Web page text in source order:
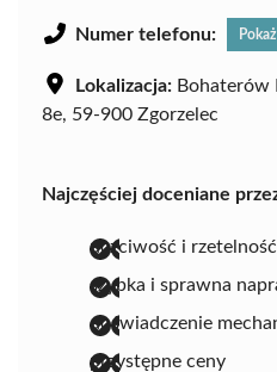
Numer telefonu:
Lokalizacja: Bohaterów
8e, 59-900 Zgorzelec
Najczęściej doceniane
uczciwość i rzetelność
szybka i sprawna
doświadczenie
przystępne ceny